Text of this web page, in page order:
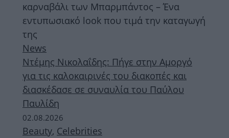
καρναβάλι των Μπαρμπάντος – Ένα
εντυπωσιακό look που τιμά την καταγωγή
της
News
Ντέμης Νικολαΐδης: Πήγε στην Αμοργό
για τις καλοκαιρινές του διακοπές και
διασκέδασε σε συναυλία του Παύλου
Παυλίδη
02.08.2026
Beauty, Celebrities